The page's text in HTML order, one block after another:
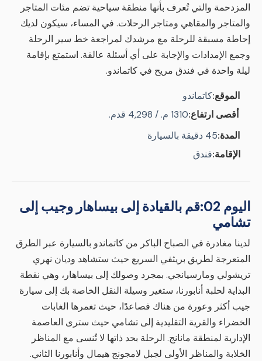
المزدحمة والتي تُعرف بأنها منطقة سياحية تضم مئات المتاجر
والمتاجر والمقاهي ومتاجر الرحلات. في المساء، سيكون لديك
إحاطة مسبقة للرحلة مع مرشدك لمراجعة خط سير الرحلة
وجمع الإمدادات والإجابة على أي أسئلة عالقة. استمتع بإقامة
ليلة واحدة في فندق مريح في كاتماندو.
الموقع:كاتماندو
أقصى ارتفاع:1310 م. / 4,298 قدم.
المدة:45 دقيقة بالسيارة
الإقامة:فندق
اليوم 02:
قم بالقيادة إلى بيساهار وجيب إلى
تشامي
لدينا مغادرة في الصباح الباكر من كاتماندو بالسيارة عبر الطرق
المتعرجة لطريق بريثفي السريع حيث ستشاهد وديان نهري
تريشولي ومارسيانجي. بمجرد وصولك إلى بيساهار، وهي نقطة
البداية لحلبة أنابورنا، ستغير وسيلة النقل الخاصة بك إلى سيارة
جيب أكثر وعورة من هناك فصاعدًا، حيث تغمرها الغابات
الخضراء والقرية التقليدية إلى تشامي حيث سترى العاصمة
الإدارية لمنطقة مانانج. الرحلة بحد ذاتها لا تُنسى مع المناظر
الخلابة والمناظر الأولى لجبل لامجونج هيمال وأنابورنا الثاني.